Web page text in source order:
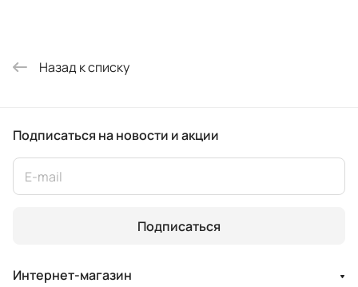
Назад к списку
Подписаться на новости и акции
Подписаться
Интернет-магазин